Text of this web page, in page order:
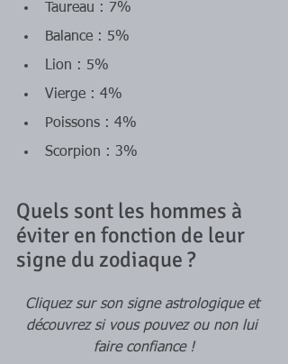
Taureau : 7%
Balance : 5%
Lion : 5%
Vierge : 4%
Poissons : 4%
Scorpion : 3%
Quels sont les hommes à
éviter en fonction de leur
signe du zodiaque ?
Cliquez sur son signe astrologique et
découvrez si vous pouvez ou non lui
faire confiance !